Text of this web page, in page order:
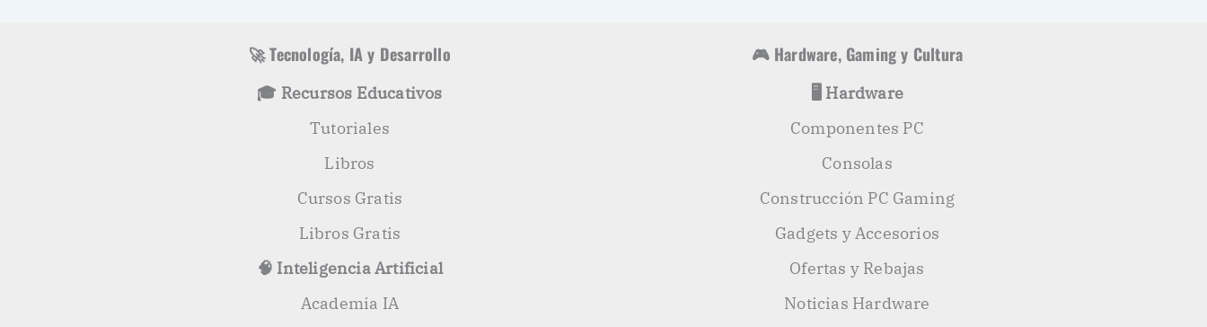
🚀 Tecnología, IA y Desarrollo
🎓 Recursos Educativos
Tutoriales
Libros
Cursos Gratis
Libros Gratis
🧠 Inteligencia Artificial
Academia IA
🎮 Hardware, Gaming y Cultura
🖥️ Hardware
Componentes PC
Consolas
Construcción PC Gaming
Gadgets y Accesorios
Ofertas y Rebajas
Noticias Hardware